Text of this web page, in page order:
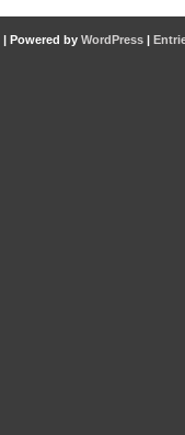
| Powered by WordPress |